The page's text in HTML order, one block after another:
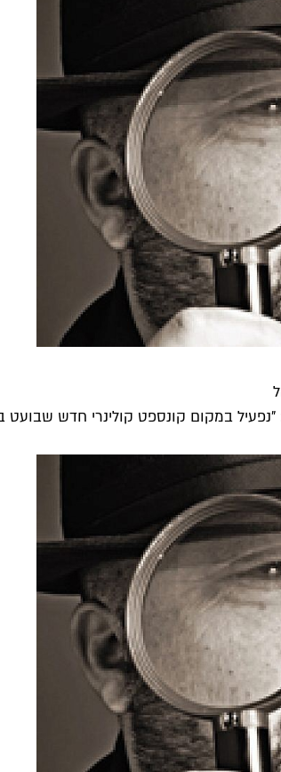
במקום קונספט קולינרי חדש שבועט